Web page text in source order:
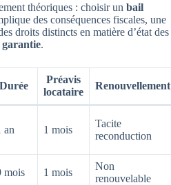
théoriques : choisir un bail
des conséquences fiscales, une
droits distincts en matière d’état des
garantie.
Durée
Préavis
locataire
Renouvellement
an 1 mois
Tacite
reconduction
mois 1 mois
Non
renouvelable